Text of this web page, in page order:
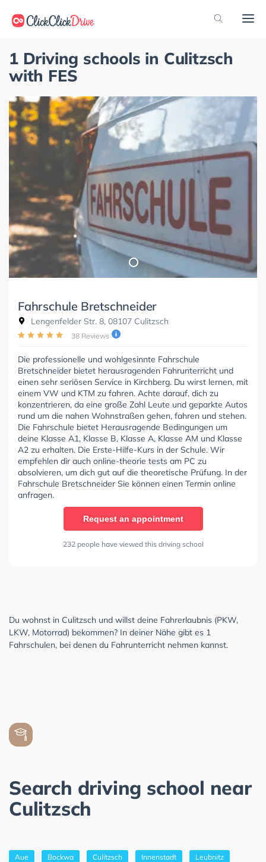
1 Driving schools in Culitzsch
with FES
Fahrschule Bretschneider
Lengenfelder Str. 8, 08107 Culitzsch
38 Reviews
Die professionelle und wohlgesinnte Fahrschule
Bretschneider bietet herausragenden Fahrunterricht und
einen sehr seriösen Service in Kirchberg. Du wirst lernen, mit
einem VW und KTM zu fahren. Achte darauf, dich zu
konzentrieren, da eine große Zahl Leute und geparkte Autos
rund um die nahen Wohnstraßen gehen, fahren und stehen.
Die Fahrschule bietet Herausragende Bedingungen um
deine Klasse A1, Klasse B, Klasse A, Klasse AM und Klasse
A2 zu erhalten. Die Erste-Hilfe-Kurs in der Schule. Wir
empfehlen dir auch online-theorie tests am PC zu
absolvieren, um dich gut auf die theoretische Prüfung. In der
Fahrschule Bretschneider Sie können einen Termin online
anfragen.
Request an appointment
232 people have viewed this driving school
Du wohnst in Culitzsch und willst deine Fahrerlaubnis (PKW,
LKW, Motorrad) bekommen? In deiner Nähe gibt es 1
Fahrschulen, bei denen du Fahrunterricht nehmen kannst.
Search driving school near
Culitzsch
Aue Bockwa Culitzsch Innenstadt Leubnitz